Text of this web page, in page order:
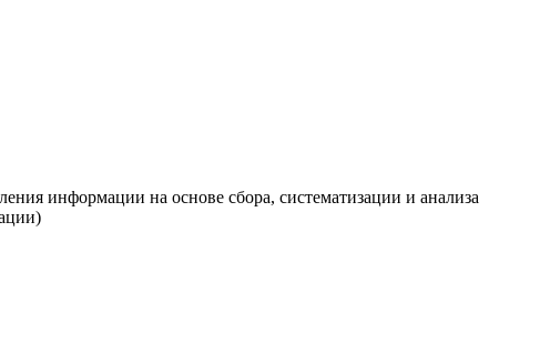
информации на основе сбора, систематизации и анализа